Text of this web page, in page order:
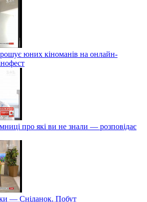
юних кіноманів на онлайн-
про які ви не знали — розповідає
— Сніданок. Побут